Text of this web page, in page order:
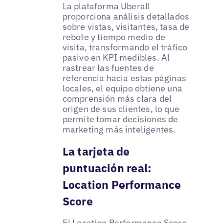
La plataforma Uberall
proporciona análisis detallados
sobre vistas, visitantes, tasa de
rebote y tiempo medio de
visita, transformando el tráfico
pasivo en KPI medibles. Al
rastrear las fuentes de
referencia hacia estas páginas
locales, el equipo obtiene una
comprensión más clara del
origen de sus clientes, lo que
permite tomar decisiones de
marketing más inteligentes.
La tarjeta de
puntuación real:
Location Performance
Score